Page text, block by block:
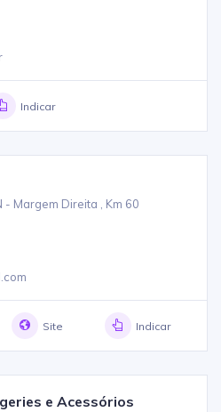
Indicar
- Margem Direita , Km 60
Site Indicar
e Acessórios